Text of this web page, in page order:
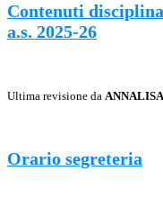
Contenuti
a.s. 2025-26
Ultima revisione da
Orario segreteria